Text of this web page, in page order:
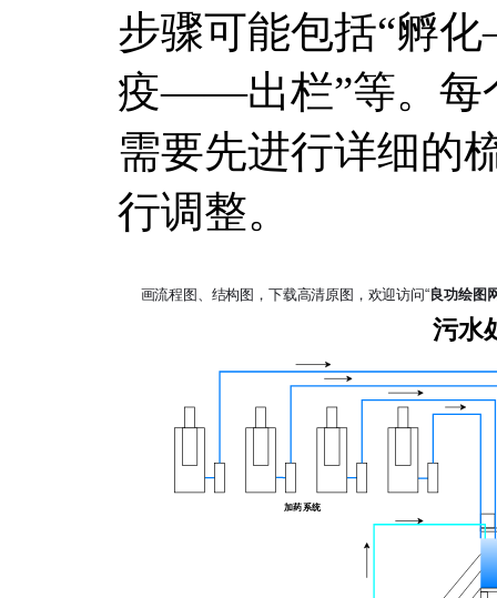
步骤可能包括“
疫——出栏”等。每
需要先进行详细的
行调整。